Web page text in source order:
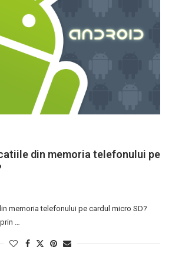
din memoria telefonului pe
memoria telefonului pe cardul micro SD?
…